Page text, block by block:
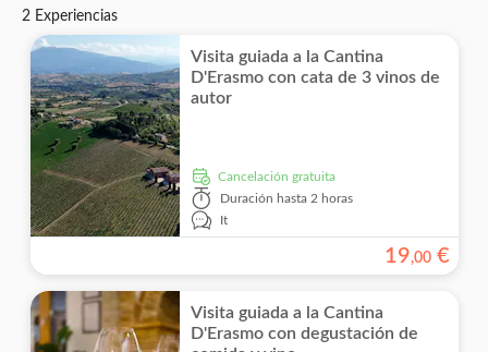
2 Experiencias
Visita guiada a la Cantina
D'Erasmo con cata de 3 vinos de
autor
cancelación gratuita
Duración hasta 2 horas
It
19,00 €
Visita guiada a la Cantina
D'Erasmo con degustación de